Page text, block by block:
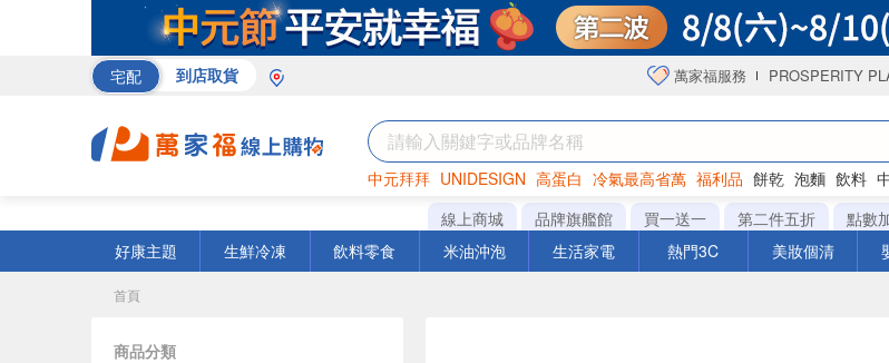
宅配 到店取貨 萬家福服務 PROSPERITY
中元拜拜 UNIDESIGN 高蛋白 冷氣最高省萬 福利品 餅乾 泡麵 飲料
罐頭 咖啡 海苔
線上商城 品牌旗艦館 買一送一 第二件五折 點數
好康主題
生鮮冷凍 飲料零食 米油沖泡 生活家電 熱門3C 美妝個清
首頁
商品分類